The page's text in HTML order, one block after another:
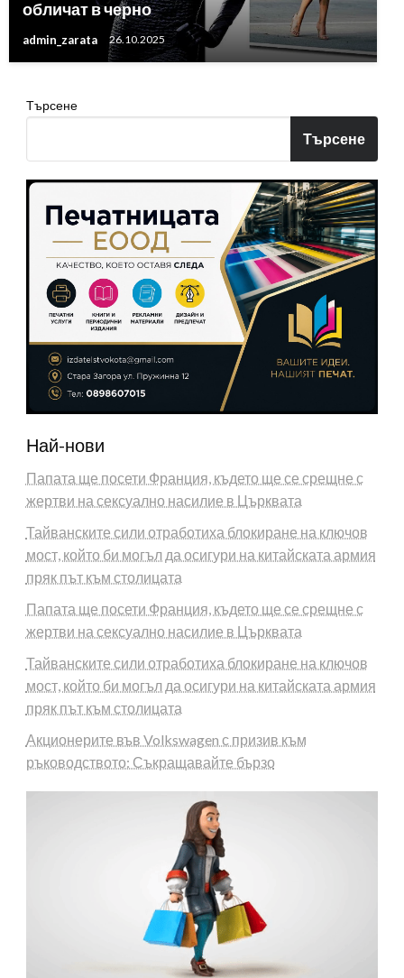
обличат в черно
admin_zarata 26.10.2025
Търсене
Търсене
Най-нови
Папата ще посети Франция, където ще се срещне с
жертви на сексуално насилие в Църквата
Тайванските сили отработиха блокиране на ключов
мост, който би могъл да осигури на китайската армия
пряк път към столицата
Папата ще посети Франция, където ще се срещне с
жертви на сексуално насилие в Църквата
Тайванските сили отработиха блокиране на ключов
мост, който би могъл да осигури на китайската армия
пряк път към столицата
Акционерите във Volkswagen с призив към
ръководството: Съкращавайте бързо